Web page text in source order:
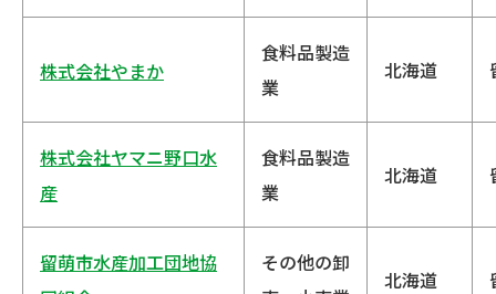
株式会社やまか
食料品製造
業
北海道
株式会社ヤマニ野口水
産
食料品製造
業
北海道
留萌市水産加工団地協
その他の卸
北海道